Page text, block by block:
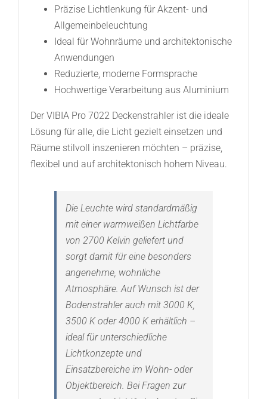
Präzise Lichtlenkung für Akzent- und
Allgemeinbeleuchtung
Ideal für Wohnräume und architektonische
Anwendungen
Reduzierte, moderne Formsprache
Hochwertige Verarbeitung aus Aluminium
Der VIBIA Pro 7022 Deckenstrahler ist die ideale
Lösung für alle, die Licht gezielt einsetzen und
Räume stilvoll inszenieren möchten – präzise,
flexibel und auf architektonisch hohem Niveau.
Die Leuchte wird standardmäßig
mit einer warmweißen Lichtfarbe
von 2700 Kelvin geliefert und
sorgt damit für eine besonders
angenehme, wohnliche
Atmosphäre. Auf Wunsch ist der
Bodenstrahler auch mit 3000 K,
3500 K oder 4000 K erhältlich –
ideal für unterschiedliche
Lichtkonzepte und
Einsatzbereiche im Wohn- oder
Objektbereich. Bei Fragen zur